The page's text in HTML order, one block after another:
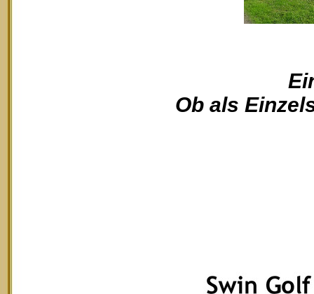
Ob als